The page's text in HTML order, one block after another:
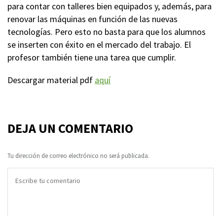
para contar con talleres bien equipados y, además, para
renovar las máquinas en función de las nuevas
tecnologías. Pero esto no basta para que los alumnos
se inserten con éxito en el mercado del trabajo. El
profesor también tiene una tarea que cumplir.
Descargar material pdf aquí
DEJA UN COMENTARIO
Tu dirección de correo electrónico no será publicada.